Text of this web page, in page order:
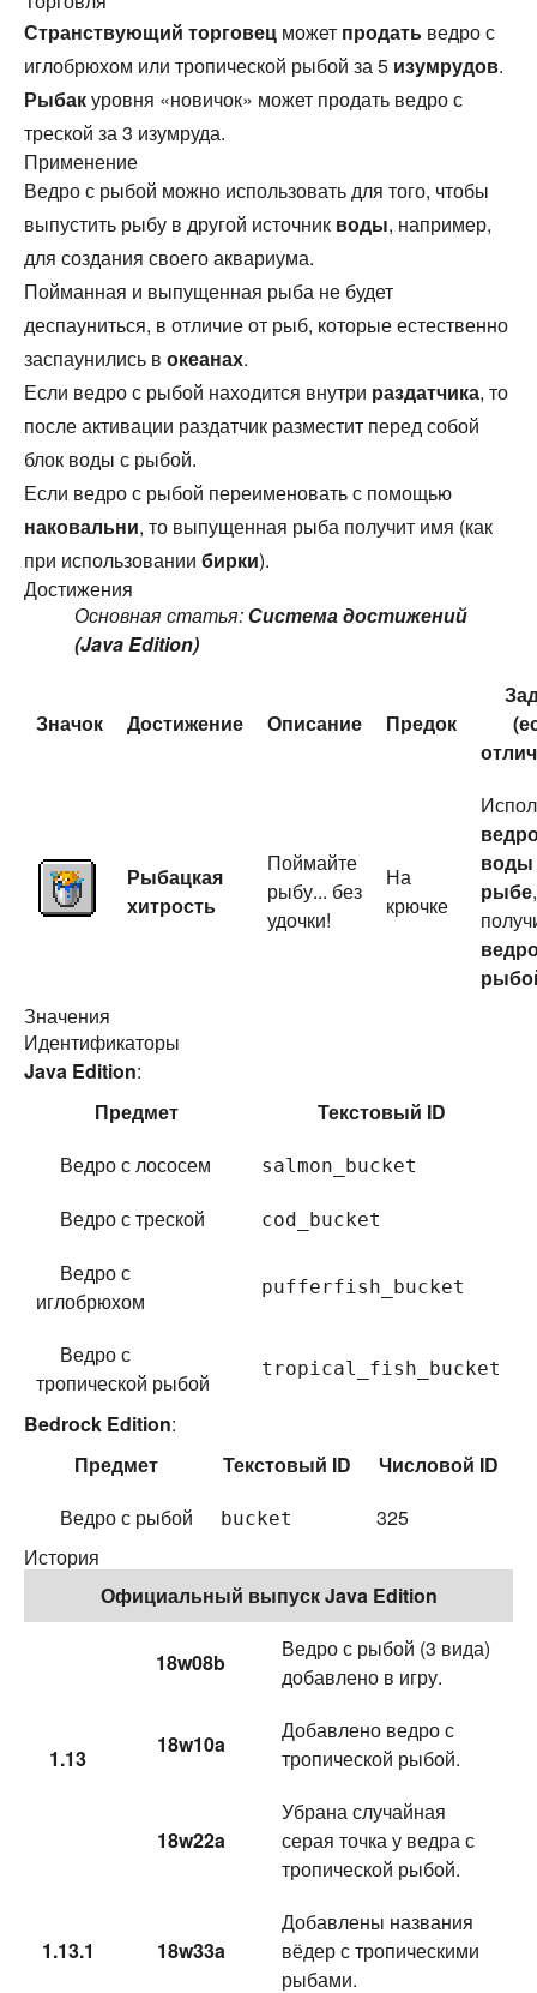
Странствующий торговец может продать ведро с
иглобрюхом или тропической рыбой за 5 изумрудов.
Рыбакуровня «новичок» может продать ведро с
треской за 3 изумруда.
Применение
Ведро с рыбой можно использовать для того, чтобы
выпустить рыбу в другой источник воды, например,
для создания своего аквариума.
Пойманная и выпущенная рыба не будет
деспауниться, в отличие от рыб, которые естественно
заспаунились в океанах.
Если ведро с рыбой находится внутри раздатчика, то
после активации раздатчик разместит перед собой
блок воды с рыбой.
Если ведро с рыбой переименовать с помощью
наковальни, то выпущенная рыба получит имя (как
при использовании бирки).
Достижения
Основная статья:Система достижений
(Java Edition)
Значок Достижение Описание Предок
Рыбацкая
хитрость
Поймайте
рыбу... без
удочки!
На
крючке
воды
рыбе
Значения
Идентификаторы
Java Edition:
Предмет
Текстовый ID
Ведро с лососем
salmon_bucket
Ведро с треской cod_bucket
Ведро с
иглобрюхом
pufferfish_bucket
Ведро с
тропической рыбой
tropical_fish_bucket
Bedrock Edition:
Предмет
Текстовый ID
Числовой ID
Ведро с рыбой
bucket
325
История
Официальный выпуск Java Edition
1.13
18w08b
Ведро с рыбой (3 вида)
добавлено в игру.
18w10a
Добавлено ведро с
тропической рыбой.
18w22a
Убрана случайная
серая точка у ведра с
тропической рыбой.
1.13.1 18w33a
Добавлены названия
вёдер с тропическими
рыбами.